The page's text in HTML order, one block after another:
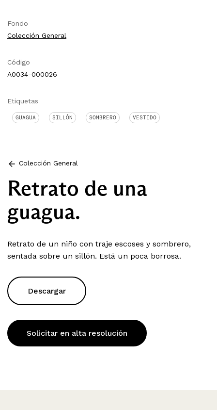
Fondo
Colección General
Código
A0034-000026
Etiquetas
GUAGUA SILLÓN SOMBRERO VESTIDO
Colección General
Retrato de una
guagua.
Retrato de un niño con traje escoses y sombrero,
sentada sobre un sillón. Está un poca borrosa.
Descargar
Solicitar en alta resolución